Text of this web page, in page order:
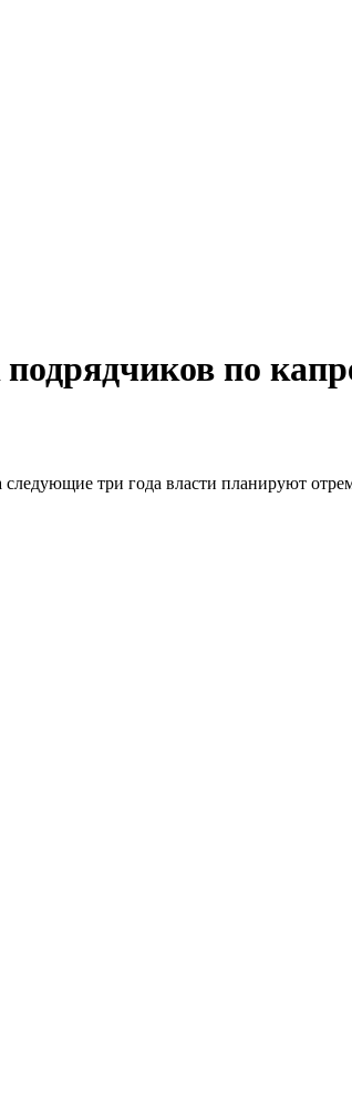
по
три года власти планируют